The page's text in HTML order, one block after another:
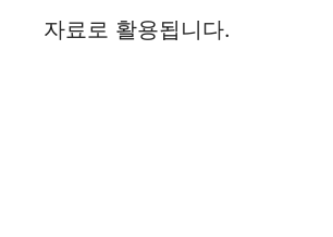
자료로 활용됩니다.